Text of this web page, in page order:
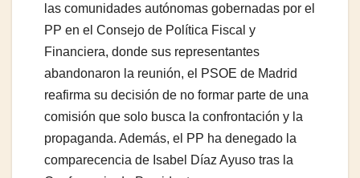
las comunidades autónomas gobernadas por el
PP en el Consejo de Política Fiscal y
Financiera, donde sus representantes
abandonaron la reunión, el PSOE de Madrid
reafirma su decisión de no formar parte de una
comisión que solo busca la confrontación y la
propaganda. Además, el PP ha denegado la
comparecencia de Isabel Díaz Ayuso tras la